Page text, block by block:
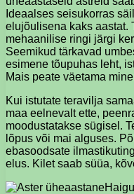
Ideaalses seisukorras
elujõulisena kaks aastat.
mehaanilise ringi järgi
Seemikud tärkavad
esimene tõupuhas leht,
Mais peate väetama
Kui istutate teravilja
maa eelnevalt ette,
moodustatakse sügisel.
lõpus või mai alguses.
ebasoodsate
elus. Kilet saab süüa,